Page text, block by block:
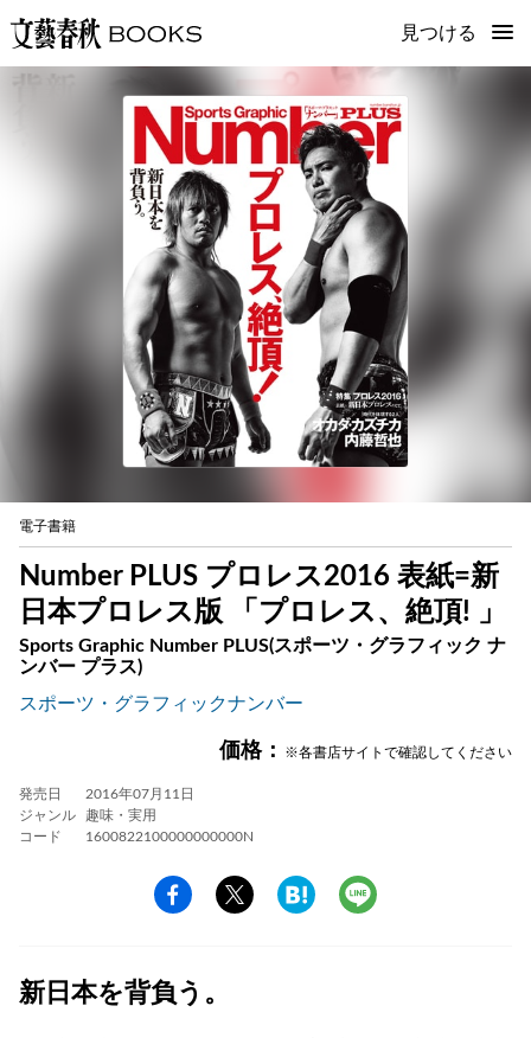
見つける
電子書籍
Number PLUS プロレス2016 表紙=新
日本プロレス版 「プロレス、絶頂! 」
Sports Graphic Number PLUS(スポーツ・グラフィック ナ
ンバー プラス)
スポーツ・グラフィックナンバー
価格： ※各書店サイトで確認してください
発売日
2016年07月11日
ジャンル
趣味・実用
コード
1600822100000000000N
新日本を背負う。